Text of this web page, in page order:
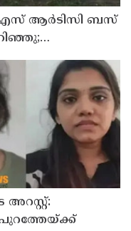
ആര്‍ടിസി ബസ്